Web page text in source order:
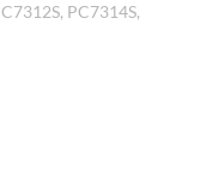
PC7314S,